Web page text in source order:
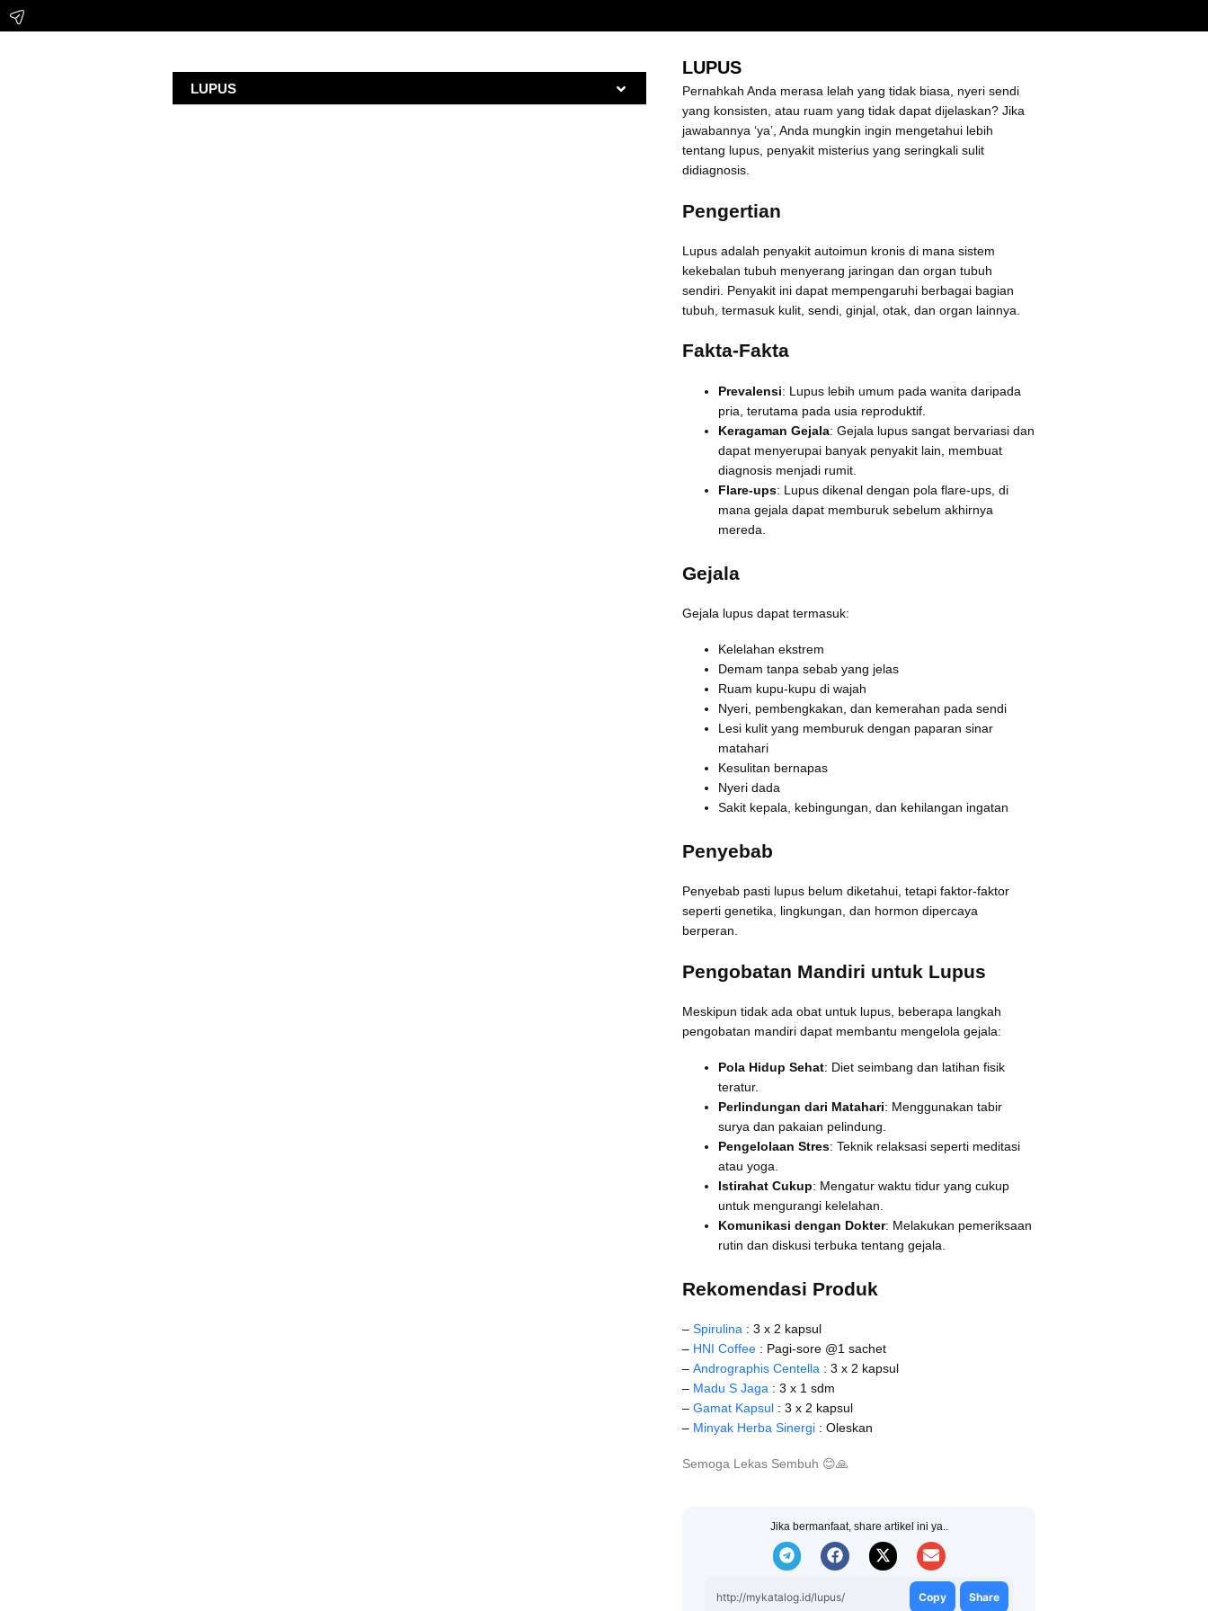
LUPUS
LUPUS
Pernahkah Anda merasa lelah yang tidak biasa, nyeri sendi
yang konsisten, atau ruam yang tidak dapat dijelaskan? Jika
jawabannya ‘ya’, Anda mungkin ingin mengetahui lebih
tentang lupus, penyakit misterius yang seringkali sulit
didiagnosis.
Pengertian
Lupus adalah penyakit autoimun kronis di mana sistem
kekebalan tubuh menyerang jaringan dan organ tubuh
sendiri. Penyakit ini dapat mempengaruhi berbagai bagian
tubuh, termasuk kulit, sendi, ginjal, otak, dan organ lainnya.
Fakta-Fakta
Prevalensi: Lupus lebih umum pada wanita daripada
pria, terutama pada usia reproduktif.
Keragaman Gejala: Gejala lupus sangat bervariasi dan
dapat menyerupai banyak penyakit lain, membuat
diagnosis menjadi rumit.
Flare-ups: Lupus dikenal dengan pola flare-ups, di
mana gejala dapat memburuk sebelum akhirnya
mereda.
Gejala
Gejala lupus dapat termasuk:
Kelelahan ekstrem
Demam tanpa sebab yang jelas
Ruam kupu-kupu di wajah
Nyeri, pembengkakan, dan kemerahan pada sendi
Lesi kulit yang memburuk dengan paparan sinar
matahari
Kesulitan bernapas
Nyeri dada
Sakit kepala, kebingungan, dan kehilangan ingatan
Penyebab
Penyebab pasti lupus belum diketahui, tetapi faktor-faktor
seperti genetika, lingkungan, dan hormon dipercaya
berperan.
Pengobatan Mandiri untuk Lupus
Meskipun tidak ada obat untuk lupus, beberapa langkah
pengobatan mandiri dapat membantu mengelola gejala:
Pola Hidup Sehat: Diet seimbang dan latihan fisik
teratur.
Perlindungan dari Matahari: Menggunakan tabir
surya dan pakaian pelindung.
Pengelolaan Stres: Teknik relaksasi seperti meditasi
atau yoga.
Istirahat Cukup: Mengatur waktu tidur yang cukup
untuk mengurangi kelelahan.
Komunikasi dengan Dokter: Melakukan pemeriksaan
rutin dan diskusi terbuka tentang gejala.
Rekomendasi Produk
–Spirulina : 3 x 2 kapsul
– HNI Coffee : Pagi-sore @1 sachet
–Andrographis Centella : 3 x 2 kapsul
– Madu S Jaga : 3 x 1 sdm
–Gamat Kapsul : 3 x 2 kapsul
– Minyak Herba Sinergi : Oleskan
Semoga Lekas Sembuh 😊🙏
Jika bermanfaat, share artikel ini ya..
http://mykatalog.id/lupus/ Copy Share